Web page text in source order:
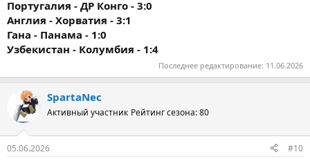
Португалия - ДР Конго - 3:0
Англия - Хорватия - 3:1
Гана - Панама - 1:0
Узбекистан - Колумбия - 1:4
Последнее редактирование: 11.06.2026
SpartaNec
Активный участник Рейтинг сезона: 80
05.06.2026 #10